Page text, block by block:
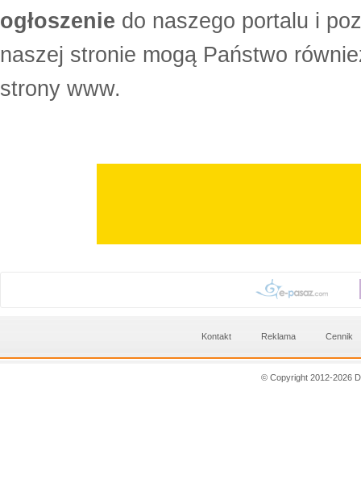
ogłoszenie do naszego portalu i
naszej stronie mogą Państwo
strony www.
Kontakt Reklama Cennik
© Copyright 2012-2026